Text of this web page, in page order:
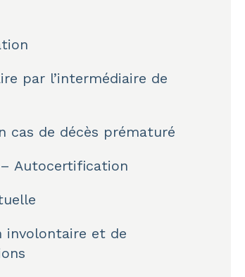
par l’intermédiaire de
cas de décès prématuré
– Autocertification
involontaire et de